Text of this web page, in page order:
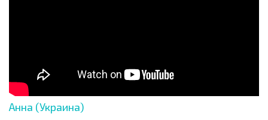
Анна (Украина)